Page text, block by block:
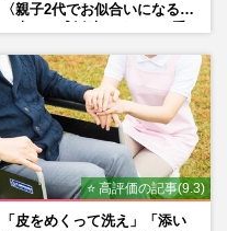
〈親子2代でお似合いになる〉
⭐ 高評価の記事(9.3)
「皮をめくって洗え」「添い